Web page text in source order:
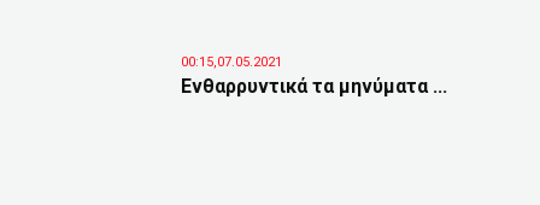
00:15,07.05.2021
Ενθαρρυντικά τα μηνύματα ...